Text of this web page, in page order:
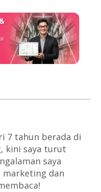
7 tahun berada di
kini saya turut
saya
dan